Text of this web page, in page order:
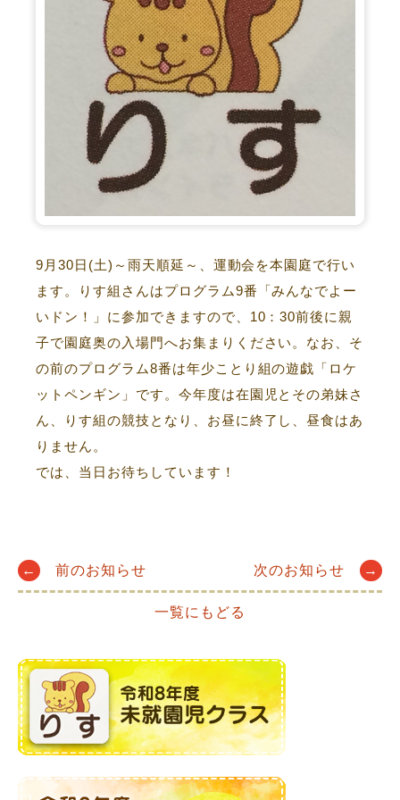
9月30日(土)～雨天順延～、運動会を本園庭で行い
ます。りす組さんはプログラム9番「みんなでよー
いドン！」に参加できますので、10：30前後に親
子で園庭奥の入場門へお集まりください。なお、そ
の前のプログラム8番は年少ことり組の遊戯「ロケ
ットペンギン」です。今年度は在園児とその弟妹さ
ん、りす組の競技となり、お昼に終了し、昼食はあ
りません。
では、当日お待ちしています！
Post
← 前のお知らせ 次のお知らせ →
一覧にもどる